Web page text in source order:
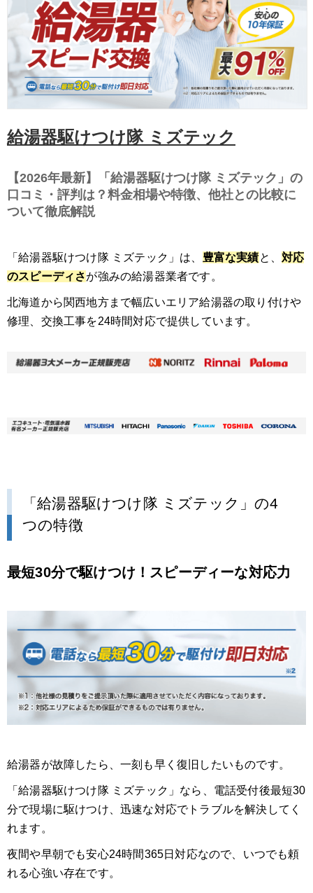
給湯器駆けつけ隊 ミズテック
【2026年最新】「給湯器駆けつけ隊 ミズテック」の
口コミ・評判は？料金相場や特徴、他社との比較に
ついて徹底解説
「給湯器駆けつけ隊 ミズテック」は、 豊富な実績と、対応
のスピーディさが強みの給湯器業者です。
北海道から関西地方まで幅広いエリア給湯器の取り付けや
修理、交換工事を24時間対応で提供しています。
「給湯器駆けつけ隊 ミズテック」の4
つの特徴
最短30分で駆けつけ！スピーディーな対応力
給湯器が故障したら、一刻も早く復旧したいものです。
「給湯器駆けつけ隊 ミズテック」なら、電話受付後最短30
分で現場に駆けつけ、迅速な対応でトラブルを解決してく
れます。
夜間や早朝でも安心24時間365日対応なので、いつでも頼
れる心強い存在です。